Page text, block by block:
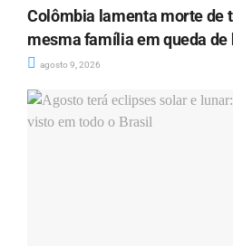
Colômbia lamenta morte de
mesma família em queda
agosto 9, 2026